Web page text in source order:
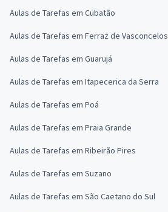
Aulas de Tarefas em Cubatão
Aulas de Tarefas em Ferraz de Vasconcelos
Aulas de Tarefas em Guarujá
Aulas de Tarefas em Itapecerica da Serra
Aulas de Tarefas em Poá
Aulas de Tarefas em Praia Grande
Aulas de Tarefas em Ribeirão Pires
Aulas de Tarefas em Suzano
Aulas de Tarefas em São Caetano do Sul